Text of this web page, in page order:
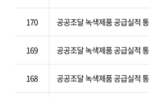
170 공공조달 녹색제품 공급실적
169 공공조달 녹색제품 공급실적
168 공공조달 녹색제품 공급실적